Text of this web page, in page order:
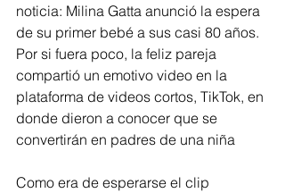
noticia: Milina Gatta anunció la espera
de su primer bebé a sus casi 80 años.
Por si fuera poco, la feliz pareja
compartió un emotivo video en la
plataforma de videos cortos, TikTok, en
donde dieron a conocer que se
convertirán en padres de una niña
Como era de esperarse el clip